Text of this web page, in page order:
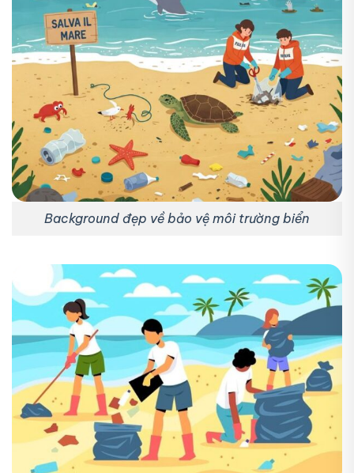
Background đẹp về bảo vệ môi trường biển